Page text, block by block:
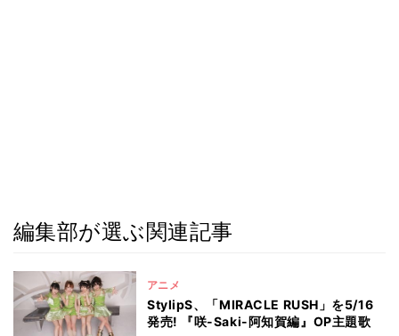
編集部が選ぶ関連記事
アニメ
StylipS、「MIRACLE RUSH」を5/16
発売! 『咲-Saki-阿知賀編』OP主題歌